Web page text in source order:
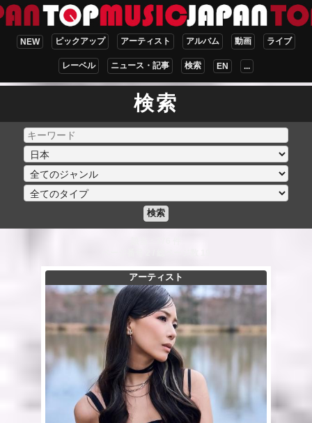
NEW ピックアップ アーティスト アルバム 動画 ライブ
レーベル ニュース・記事 検索 EN ...
検索
検索
アーティスト